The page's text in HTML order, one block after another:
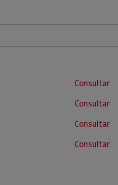
Consultar
Consultar
Consultar
Consultar